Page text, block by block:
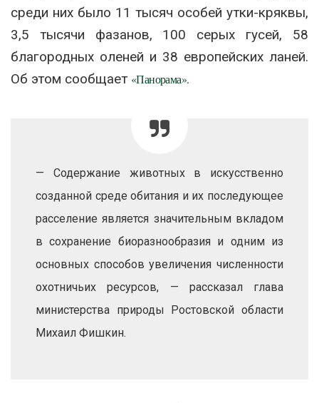
среди них было 11 тысяч особей утки-кряквы,
3,5 тысячи фазанов, 100 серых гусей, 58
благородных оленей и 38 европейских ланей.
Об этом сообщает «Панорама».
— Содержание животных в искусственно
созданной среде обитания и их последующее
расселение является значительным вкладом
в сохранение биоразнообразия и одним из
основных способов увеличения численности
охотничьих ресурсов, — рассказал глава
министерства природы Ростовской области
Михаил Фишкин.